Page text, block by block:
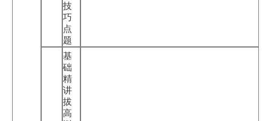
技
巧
点
题
基
础
精
讲
拔
高